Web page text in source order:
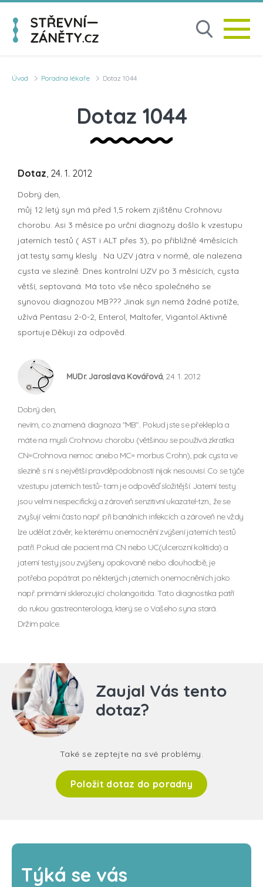
Úvod Poradna lékaře Dotaz 1044
Dotaz 1044
Dotaz, 24. 1. 2012
Dobrý den,
můj 12 letý syn má před 1,5 rokem zjištěnu Crohnovu
chorobu. Asi 3 měsíce po urční diagnozy došlo k vzestupu
jaterních testů ( AST i ALT přes 3), po přibližně 4měsících
jat.testy samy klesly . Na UZV játra v normě, ale nalezena
cysta ve slezině. Dnes kontrolní UZV po 3 měsících, cysta
větší, septovaná. Má toto vše něco společného se
synovou diagnozou MB??? Jinak syn nemá žádné potíže,
užívá Pentasu 2-0-2, Enterol, Maltofer, Vigantol.Aktivně
sportuje.Děkuji za odpověd.
MUDr. Jaroslava Kovářová, 24. 1. 2012
Dobrý den,
nevím, co znamená diagnoza "MB".. Pokud jste se překlepla a
máte na mysli Crohnovu chorobu (většinou se používá zkratka
CN=Crohnova nemoc anebo MC= morbus Crohn), pak cysta ve
slezině s ní s největší pravděpodobností nijak nesouvisí. Co se týče
vzestupu jaterních testů- tam je odpověď složitější. Jaterní testy
jsou velmi nespecifický a zároveň senzitivní ukazatel-tzn., že se
zvyšují velmi často např. při banálních infekcích a zároveň ne vždy
lze udělat závěr, ke kterému onemocnění zvýšení jaterních testů
patří. Pokud ale pacient má CN nebo UC(ulcerozní kolitida) a
jaterní testy jsou zvýšeny opakovaně nebo dlouhodbě, je
potřeba popátrat po některých jaterních onemocněních jako
např. primární sklerozující cholangoitida. Tato diagnostika patří
do rukou gastreonterologa, který se o Vašeho syna stará.
Držím palce.
Zaujal Vás tento
dotaz?
Také se zeptejte na své problémy.
Položit dotaz do poradny
Týká se vás